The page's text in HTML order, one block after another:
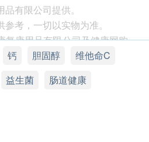
并符合美国心脏协会建议，
发16种营养素完整组合，有效
康。日日饮，两星期有效提
刺激肠道益菌增生，提升抵抗
有限公司提供。
考，一切以实物为准。
复康用品有限公司及健康网购
终决议权。
满HK$800，即可享香港一般
钙 胆固醇
维他命C
益生菌
肠道健康